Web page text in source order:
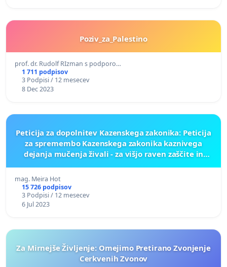
Poziv_za_Palestino
prof. dr. Rudolf RIzman s podporo…
1 711 podpisov
3 Podpisi / 12 mesecev
8 Dec 2023
Peticija za dopolnitev Kazenskega zakonika: Peticija
za spremembo Kazenskega zakonika kaznivega
dejanja mučenja živali - za višjo raven zaščite in
mag. Meira Hot
15 726 podpisov
3 Podpisi / 12 mesecev
6 Jul 2023
Za Mirnejše Življenje: Omejimo Pretirano Zvonjenje
Cerkvenih Zvonov